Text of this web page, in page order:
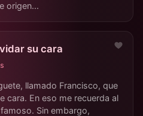
origen...
su cara
llamado Francisco, que
cara. En eso me recuerda al
Sin embargo,